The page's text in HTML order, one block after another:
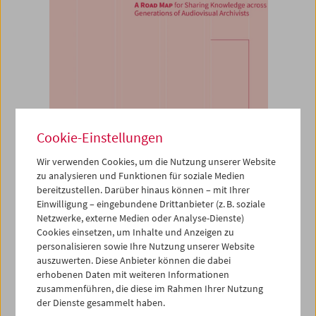
Buch
Share That Knowledge!
Cookie-Einstellungen
Wir verwenden Cookies, um die Nutzung unserer Website
zu analysieren und Funktionen für soziale Medien
bereitzustellen. Darüber hinaus können – mit Ihrer
Einwilligung – eingebundene Drittanbieter (z. B. soziale
Netzwerke, externe Medien oder Analyse-Dienste)
Cookies einsetzen, um Inhalte und Anzeigen zu
personalisieren sowie Ihre Nutzung unserer Website
auszuwerten. Diese Anbieter können die dabei
erhobenen Daten mit weiteren Informationen
zusammenführen, die diese im Rahmen Ihrer Nutzung
der Dienste gesammelt haben.